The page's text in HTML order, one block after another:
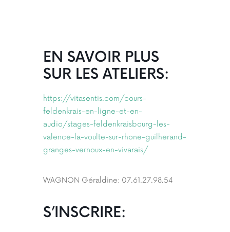
EN SAVOIR PLUS
SUR LES ATELIERS:
https://vitasentis.com/cours-
feldenkrais-en-ligne-et-en-
audio/stages-feldenkraisbourg-les-
valence-la-voulte-sur-rhone-guilherand-
granges-vernoux-en-vivarais/
WAGNON Géraldine: 07.61.27.98.54
S’INSCRIRE: